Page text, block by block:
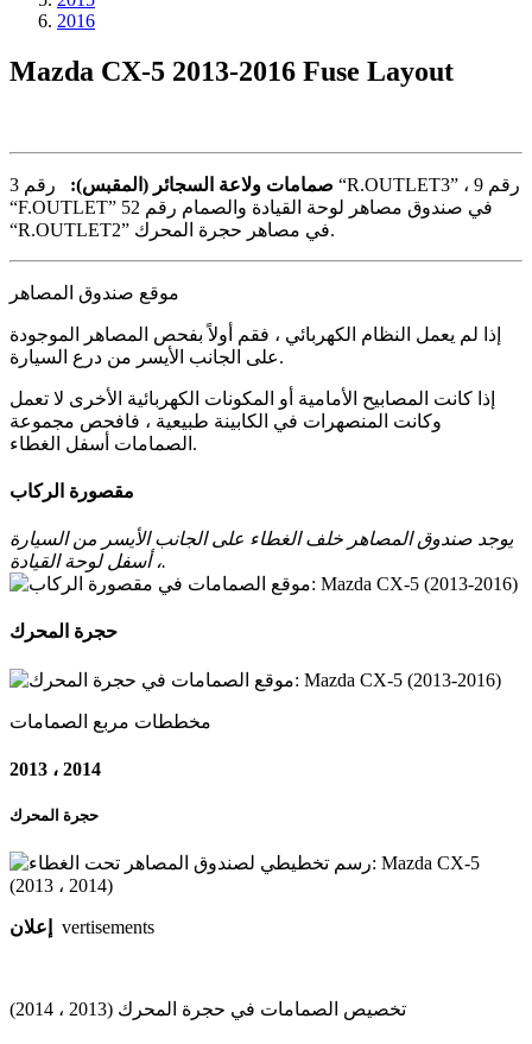
2016
Mazda CX-5 2013-2016 Fuse Layout
صمامات ولاعة السجائر (المقبس):
رقم 3 “R.OUTLET3” ، رقم 9
“F.OUTLET” في صندوق مصاهر لوحة القيادة والصمام رقم 52
“R.OUTLET2” في مصاهر حجرة المحرك.
موقع صندوق المصاهر
إذا لم يعمل النظام الكهربائي ، فقم أولاً بفحص المصاهر الموجودة
على الجانب الأيسر من درع السيارة.
إذا كانت المصابيح الأمامية أو المكونات الكهربائية الأخرى لا تعمل
وكانت المنصهرات في الكابينة طبيعية ، فافحص مجموعة
الصمامات أسفل الغطاء.
مقصورة الركاب
يوجد صندوق المصاهر خلف الغطاء على الجانب الأيسر من السيارة
، أسفل لوحة القيادة.
حجرة المحرك
مخططات مربع الصمامات
2013 ، 2014
حجرة المحرك
إعلان vertisements
تخصيص الصمامات في حجرة المحرك (2013 ، 2014)